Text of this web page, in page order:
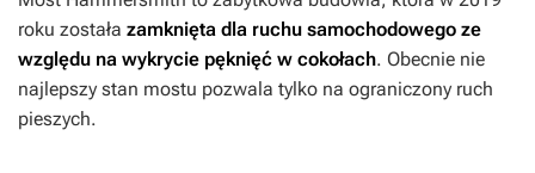
roku została zamknięta dla ruchu samochodowego ze
względu na wykrycie pęknięć w cokołach. Obecnie nie
najlepszy stan mostu pozwala tylko na ograniczony ruch
pieszych.